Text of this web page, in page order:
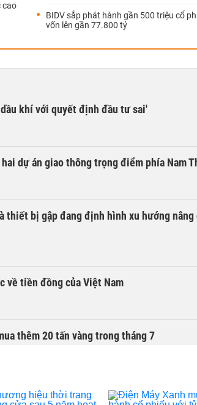
cao
BIDV sắp phát hành gần 500 triệu cổ
vốn lên gần 77.800 tỷ
khí với quyết định đầu tư sai'
dự án giao thông trọng điểm phía Nam
thiết bị gập đang định hình xu hướng nâng
về tiền đồng của Việt Nam
thêm 20 tấn vàng trong tháng 7